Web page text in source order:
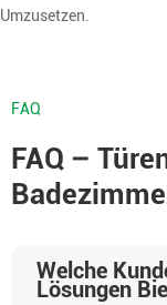
Umzusetzen.
FAQ
FAQ –
Welche
Lösungen